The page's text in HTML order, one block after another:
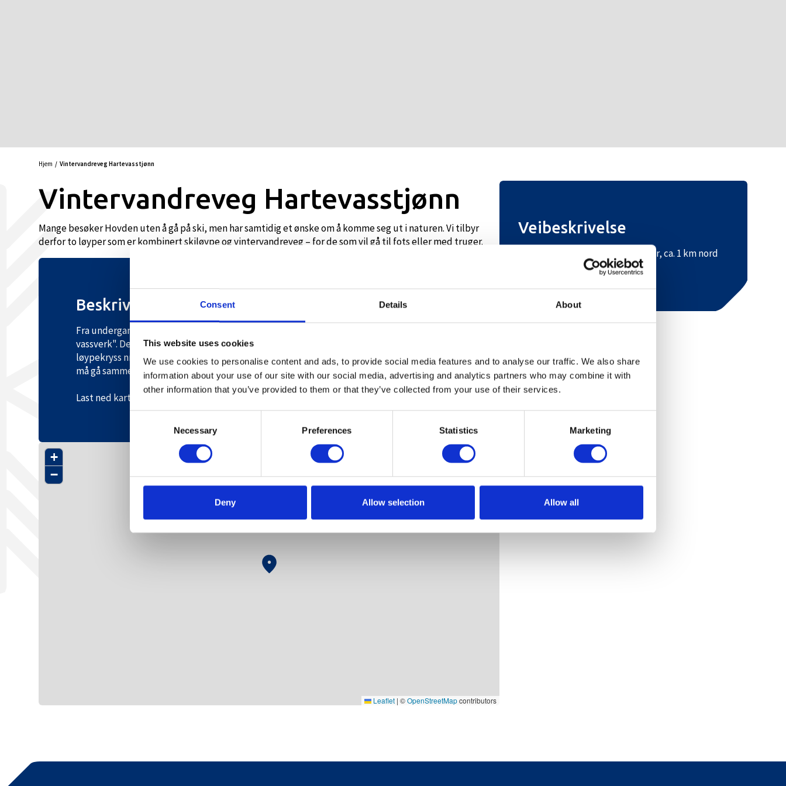
Consent Details About
This website uses cookies
We use cookies to personalise content and ads, to provide social media features and to analyse our traffic. We also share
information about your use of our site with our social media, advertising and analytics partners who may combine it with
other information that you’ve provided to them or that they’ve collected from your use of their services.
Necessary Preferences Statistics Marketing
Deny Allow selection Allow all
Hjem Vintervandreveg Hartevasstjønn
Vintervandreveg Hartevasstjønn
Mange besøker Hovden uten å gå på ski, men har samtidig et ønske om å komme seg ut i naturen. Vi tilbyr
derfor to løyper som er kombinert skiløype og vintervandreveg – for de som vil gå til fots eller med truger.
Beskrivelse
Fra undergangen ved rundkjøringen nord for Hovden sentrum følger du løypa til "Hovden
vassverk". Derfra går en egen, kort trasé til løypa "Hartevasstjønn". Følg denne til
løypekryss nr. 37. Her stopper vintervandrevegen, og du som går til fots eller med truger,
må gå samme veg tilbake.
Last ned kart over vintervandreveg Hartevasstjønn
+
−
Leaflet | ©OpenStreetMapcontributors
Veibeskrivelse
Startpunkt ved Dagparkering Sør, ca. 1 km nord
for Hovden sentrum